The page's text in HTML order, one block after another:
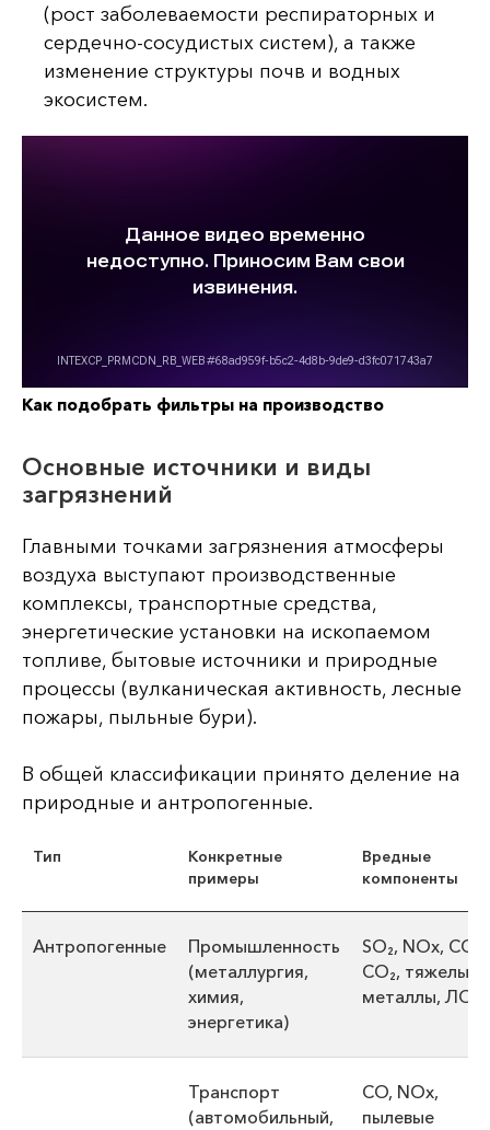
(рост заболеваемости респираторных и
сердечно-сосудистых систем), а также
изменение структуры почв и водных
экосистем.
Как подобрать фильтры на производство
Основные источники и виды
загрязнений
Главными точками загрязнения атмосферы
воздуха выступают производственные
комплексы, транспортные средства,
энергетические установки на ископаемом
топливе, бытовые источники и природные
процессы (вулканическая активность, лесные
пожары, пыльные бури).
В общей классификации принято деление на
природные и антропогенные.
Тип
Конкретные
примеры
Вредные
компоненты
Антропогенные
Промышленность
(металлургия,
химия,
энергетика)
SO₂, NOx, CO,
CO₂, тяжелые
металлы, ЛОС
Транспорт
(автомобильный,
CO, NOx,
пылевые